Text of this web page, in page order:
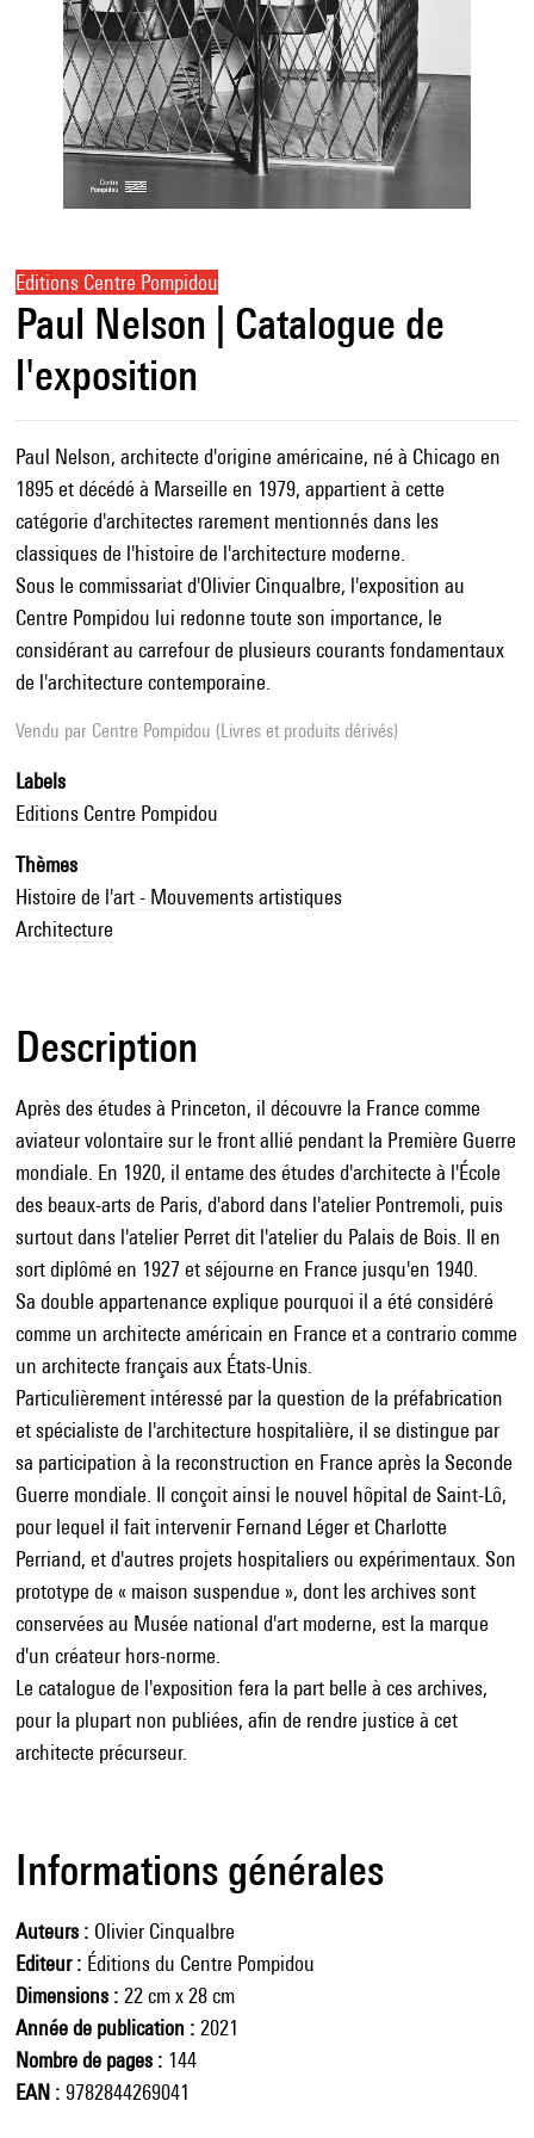
Editions Centre Pompidou
Paul Nelson | Catalogue de
l'exposition
Paul Nelson, architecte d'origine américaine, né à Chicago en
1895 et décédé à Marseille en 1979, appartient à cette
catégorie d'architectes rarement mentionnés dans les
classiques de l'histoire de l'architecture moderne.
Sous le commissariat d'Olivier Cinqualbre, l'exposition au
Centre Pompidou lui redonne toute son importance, le
considérant au carrefour de plusieurs courants fondamentaux
de l'architecture contemporaine.
Vendu par Centre Pompidou (Livres et produits dérivés)
Labels
Editions Centre Pompidou
Thèmes
Histoire de l'art - Mouvements artistiques
Architecture
Description
Après des études à Princeton, il découvre la France comme
aviateur volontaire sur le front allié pendant la Première Guerre
mondiale. En 1920, il entame des études d'architecte à l'École
des beaux-arts de Paris, d'abord dans l'atelier Pontremoli, puis
surtout dans l'atelier Perret dit l'atelier du Palais de Bois. Il en
sort diplômé en 1927 et séjourne en France jusqu'en 1940.
Sa double appartenance explique pourquoi il a été considéré
comme un architecte américain en France et a contrario comme
un architecte français aux États-Unis.
Particulièrement intéressé par la question de la préfabrication
et spécialiste de l'architecture hospitalière, il se distingue par
sa participation à la reconstruction en France après la Seconde
Guerre mondiale. Il conçoit ainsi le nouvel hôpital de Saint-Lô,
pour lequel il fait intervenir Fernand Léger et Charlotte
Perriand, et d'autres projets hospitaliers ou expérimentaux. Son
prototype de « maison suspendue », dont les archives sont
conservées au Musée national d'art moderne, est la marque
d'un créateur hors-norme.
Le catalogue de l'exposition fera la part belle à ces archives,
pour la plupart non publiées, afin de rendre justice à cet
architecte précurseur.
Informations générales
Auteurs
Olivier Cinqualbre
Editeur
Éditions du Centre Pompidou
Dimensions
22 cm x 28 cm
Année de publication
2021
Nombre de pages
144
EAN
9782844269041